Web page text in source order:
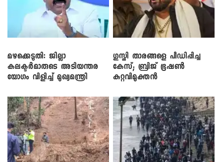
മഴക്കെടുതി: ജില്ലാ
കലക്ടർമാരുടെ അടിയന്തര
യോഗം വിളിച്ച് മുഖ്യമന്ത്രി
​ഗുസ്തി താരങ്ങളെ പീഡിപ്പിച്ച
കേസ്; ബ്രിജ് ഭൂഷൺ
കുറ്റവിമുക്തൻ